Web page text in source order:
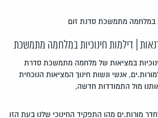
| דילמות חינוכיות במלחמה מתמשכת
במציאות של מלחמה מתמשכת סדרת
אנשי ונשות חינוך המציאות הנוכחית
מול התמודדות חדשה,